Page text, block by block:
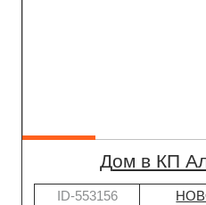
дом в КП
ID-553156